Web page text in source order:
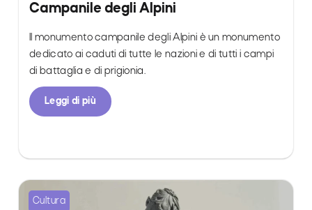
Campanile degli Alpini
Il monumento campanile degli Alpini è un monumento
dedicato ai caduti di tutte le nazioni e di tutti i campi
di battaglia e di prigionia.
Leggi di più
Cultura